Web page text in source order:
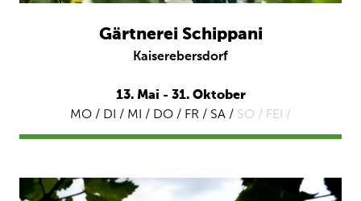
Gärtnerei Schippani
Kaiserebersdorf
13. Mai - 31. Oktober
MO / DI / MI / DO / FR / SA / SO / FEI /